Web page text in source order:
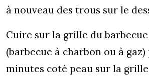
à nouveau des trous sur le
Cuire sur la grille du
(barbecue à charbon ou à gaz)
minutes coté peau sur la